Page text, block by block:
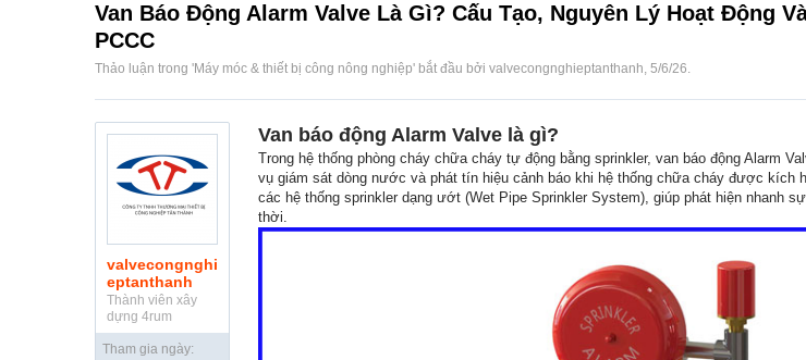
Van Báo Động Alarm Valve Là Gì? Cấu Tạo, Nguyên Lý Hoạt Động
PCCC
Thảo luận trong 'Máy móc & thiết bị công nông nghiệp' bắt đầu bởi valvecongnghieptanthanh, 5/6/26.
valvecongnghi
eptanthanh
Thành viên xây
dựng 4rum
Tham gia ngày:
Van báo động Alarm Valve là gì?
Trong hệ thống phòng cháy chữa cháy tự động bằng sprinkler, van báo động Alarm
vụ giám sát dòng nước và phát tín hiệu cảnh báo khi hệ thống chữa cháy được kích
các hệ thống sprinkler dạng ướt (Wet Pipe Sprinkler System), giúp phát hiện nhanh
thời.